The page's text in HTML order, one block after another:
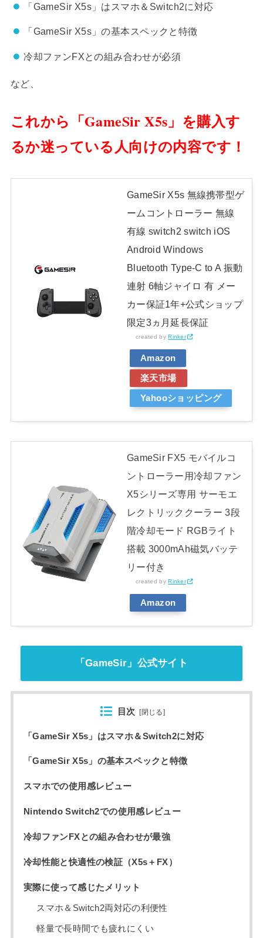
「GameSir X5s」はスマホ＆Switch2に対応
「GameSir X5s」の基本スペックと特徴
冷却ファンFXとの組み合わせが必須
など、
これから「GameSir X5s」を購入す
るか迷っている人向けの内容です！
GameSir X5s 無線携帯型ゲ
ームコントローラー 無線
有線 switch2 switch iOS
Android Windows
Bluetooth Type-C to A 振動
連射 6軸ジャイロ 有 メー
カー保証1年+公式ショップ
限定3ヵ月延長保証
created byRinker
Amazon
楽天市場
Yahooショッピング
GameSir FX5 モバイルコ
ントローラー用冷却ファン
X5シリーズ専用 サーモエ
レクトリッククーラー 3段
階冷却モード RGBライト
搭載 3000mAh磁気バッテ
リー付き
created byRinker
Amazon
「GameSir」公式サイト
目次 [閉じる]
「GameSir X5s」はスマホ＆Switch2に対応
「GameSir X5s」の基本スペックと特徴
スマホでの使用感レビュー
Nintendo Switch2での使用感レビュー
冷却ファンFXとの組み合わせが最強
冷却性能と快適性の検証（X5s＋FX）
実際に使って感じたメリット
スマホ＆Switch2両対応の利便性
軽量で長時間でも疲れにくい